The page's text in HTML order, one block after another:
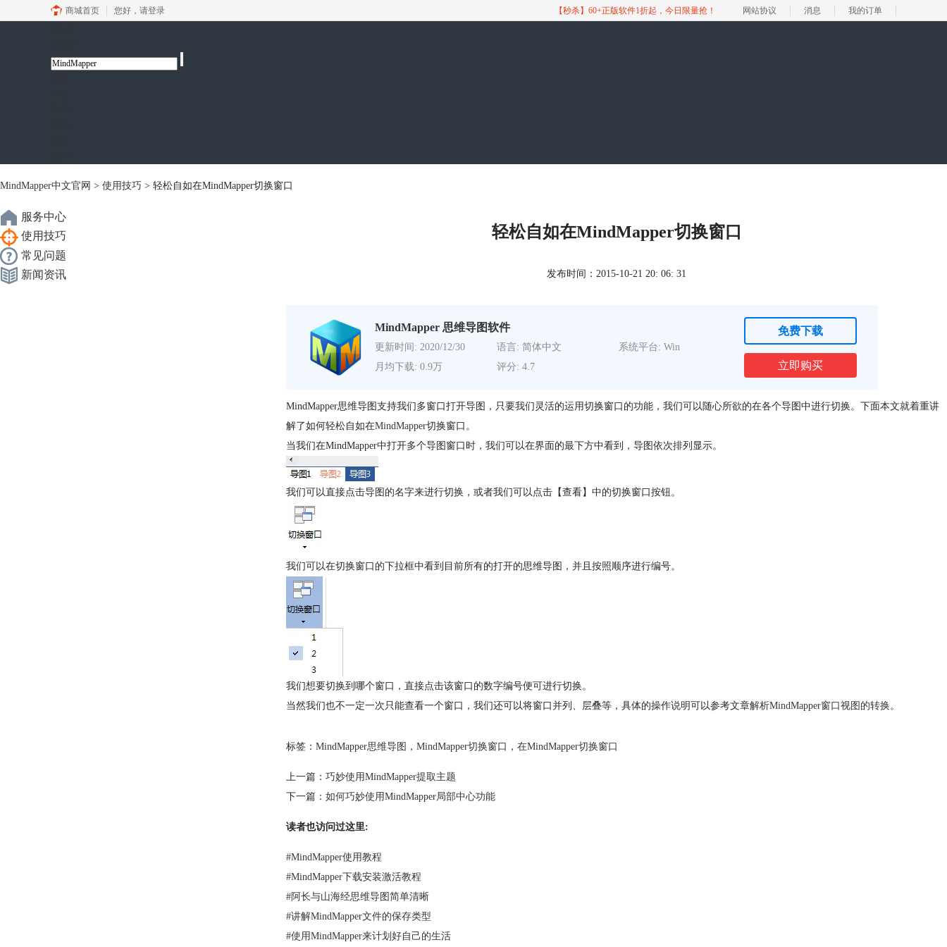
商城首页 您好， 请登录 【秒杀】60+正版软件1折起，今日限量抢！ 网站协议 消息 我的订单
MindMapper中文官网 > 使用技巧 > 轻松自如在MindMapper切换窗口
服务中心
使用技巧
常见问题
新闻资讯
轻松自如在MindMapper切换窗口
发布时间：2015-10-21 20: 06: 31
MindMapper 思维导图软件
更新时间: 2020/12/30 语言: 简体中文
系统平台: Win
月均下载: 0.9万
评分: 4.7
免费下载
立即购买
MindMapper思维导图支持我们多窗口打开导图，只要我们灵活的运用切换窗口的功能，我们可以随心所欲的在各个导图中进行切换。下面本文就着重讲
解了如何轻松自如在MindMapper切换窗口。
当我们在MindMapper中打开多个导图窗口时，我们可以在界面的最下方中看到，导图依次排列显示。
我们可以直接点击导图的名字来进行切换，或者我们可以点击【查看】中的切换窗口按钮。
我们可以在切换窗口的下拉框中看到目前所有的打开的思维导图，并且按照顺序进行编号。
我们想要切换到哪个窗口，直接点击该窗口的数字编号便可进行切换。
当然我们也不一定一次只能查看一个窗口，我们还可以将窗口并列、层叠等，具体的操作说明可以参考文章解析MindMapper窗口视图的转换。
标签： MindMapper思维导图 ， MindMapper切换窗口 ， 在MindMapper切换窗口
上一篇： 巧妙使用MindMapper提取主题
下一篇： 如何巧妙使用MindMapper局部中心功能
读者也访问过这里:
#MindMapper使用教程
#MindMapper下载安装激活教程
#阿长与山海经思维导图简单清晰
#讲解MindMapper文件的保存类型
#使用MindMapper来计划好自己的生活